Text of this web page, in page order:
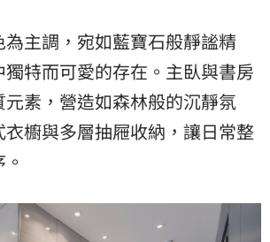
主調，宛如藍寶石般靜謐精
特而可愛的存在。主臥與書房
元素，營造如森林般的沉靜氛
櫥與多層抽屜收納，讓日常整